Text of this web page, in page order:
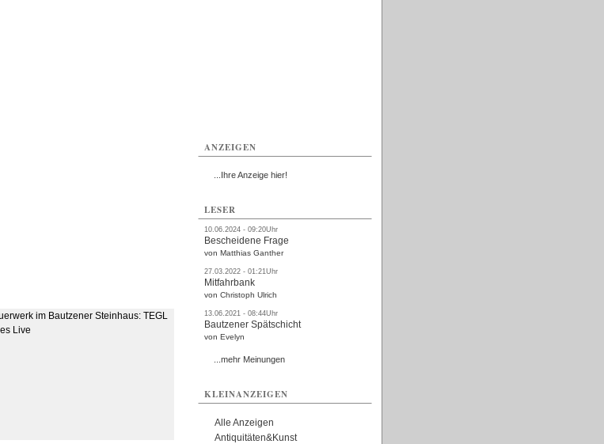
ANZEIGEN
...Ihre Anzeige hier!
LESER
10.06.2024 - 09:20Uhr
Bescheidene Frage
von Matthias Ganther
27.03.2022 - 01:21Uhr
Mitfahrbank
von Christoph Ulrich
13.06.2021 - 08:44Uhr
Bautzener Spätschicht
von Evelyn
...mehr Meinungen
KLEINANZEIGEN
Alle Anzeigen
Antiquitäten&Kunst